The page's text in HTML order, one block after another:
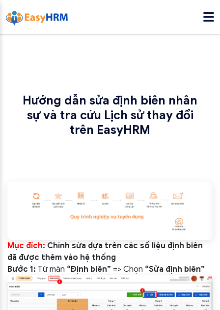
Hướng dẫn sửa định biên nhân
sự và tra cứu Lịch sử thay đổi
trên EasyHRM
Mục đích: Chỉnh sửa dựa trên các số liệu định biên
đã được thêm vào hệ thống
Bước 1: Từ màn “Định biên” => Chọn “Sửa định biên”